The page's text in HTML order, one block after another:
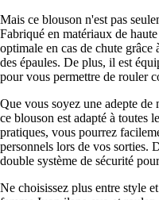
Mais ce blouson n'est pas
Fabriqué en matériaux de
optimale en cas de chute grâce
des épaules. De plus, il est
pour vous permettre de rouler
Que vous soyez une adepte
ce blouson est adapté à toutes
pratiques, vous pourrez
personnels lors de vos sorties.
double système de sécurité
Ne choisissez plus entre style